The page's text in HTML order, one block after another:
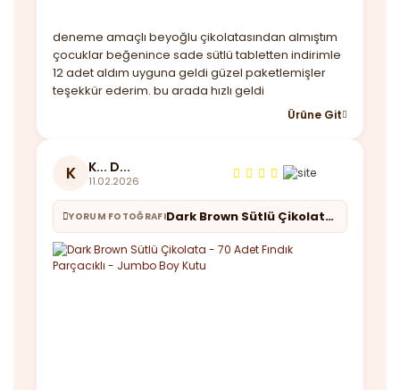
deneme amaçlı beyoğlu çikolatasından almıştım
çocuklar beğenince sade sütlü tabletten indirimle
12 adet aldım uyguna geldi güzel paketlemişler
teşekkür ederim. bu arada hızlı geldi
Ürüne Git
K K... D...
11.02.2026
YORUM FOTOĞRAFI Dark Brown Sütlü Çikolata - 70 Adet Fındık Parçacıklı - Jumbo Boy Kutu